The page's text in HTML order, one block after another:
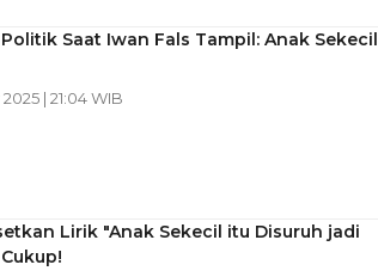
Saat Iwan Fals Tampil: Anak Sekecil
| 21:04 WIB
Lirik "Anak Sekecil itu Disuruh jadi